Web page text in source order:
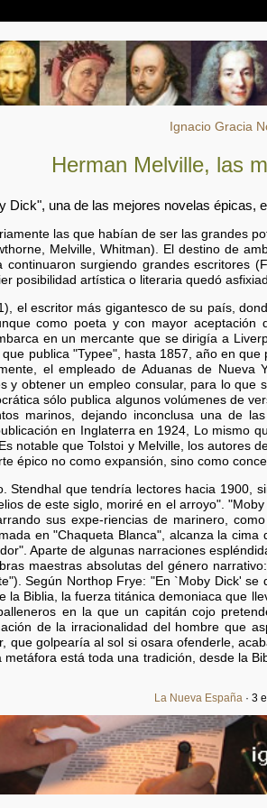
Ignacio Gracia
Herman Melville, las
Dick", una de las mejores novelas épicas,
las que habían de ser las grandes
Melville, Whitman). El destino de
continuaron surgiendo grandes escritores
posibilidad artística o literaria quedó
el escritor más gigantesco de su país,
como poeta y con mayor
en un mercante que se dirigía a
publica "Typee", hasta 1857, año en
el empleado de Aduanas de
y obtener un empleo consular, para lo
sólo publica algunos volúmenes de
marinos, dejando inconclusa una de
en Inglaterra en 1924, Lo mismo
notable que Tolstoi y Melville, los autores
épico no como expansión, sino como
Stendhal que tendría lectores hacia 1900,
de este siglo, moriré en el arroyo".
sus expe-riencias de marinero,
en "Chaqueta Blanca", alcanza la
Aparte de algunas narraciones
maestras absolutas del género
Según Northop Frye: "En `Moby Dick'
la Biblia, la fuerza titánica demoniaca que
en la que un capitán cojo
de la irracionalidad del hombre que
que golpearía al sol si osara ofenderle,
metáfora está toda una tradición, desde la
La Nueva España · 3